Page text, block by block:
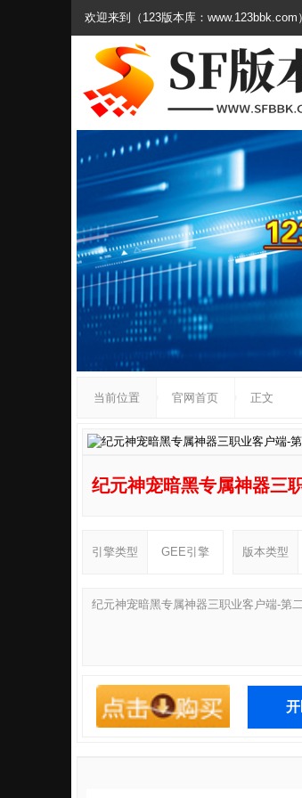
欢迎来到（123版本库：
当前位置 官网首页 正文
纪元神宠暗黑专属神器三
引擎类型 GEE引擎 版本类型
纪元神宠暗黑专属神器三职业客户端-第